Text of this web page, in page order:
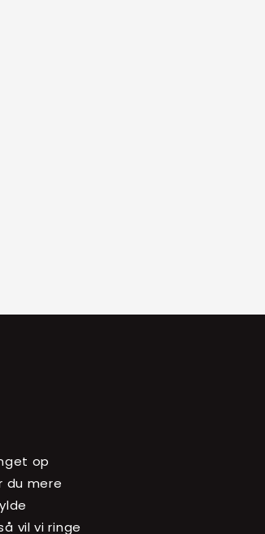
op
du mere
vil vi ringe